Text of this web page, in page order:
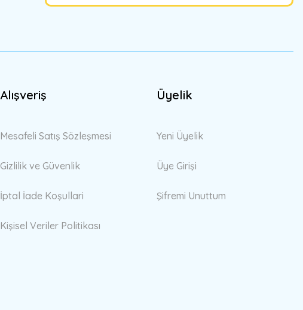
Alışveriş
Mesafeli Satış Sözleşmesi
Gizlilik ve Güvenlik
İptal İade Koşullari
Kişisel Veriler Politikası
Üyelik
Yeni Üyelik
Üye Girişi
Şifremi Unuttum